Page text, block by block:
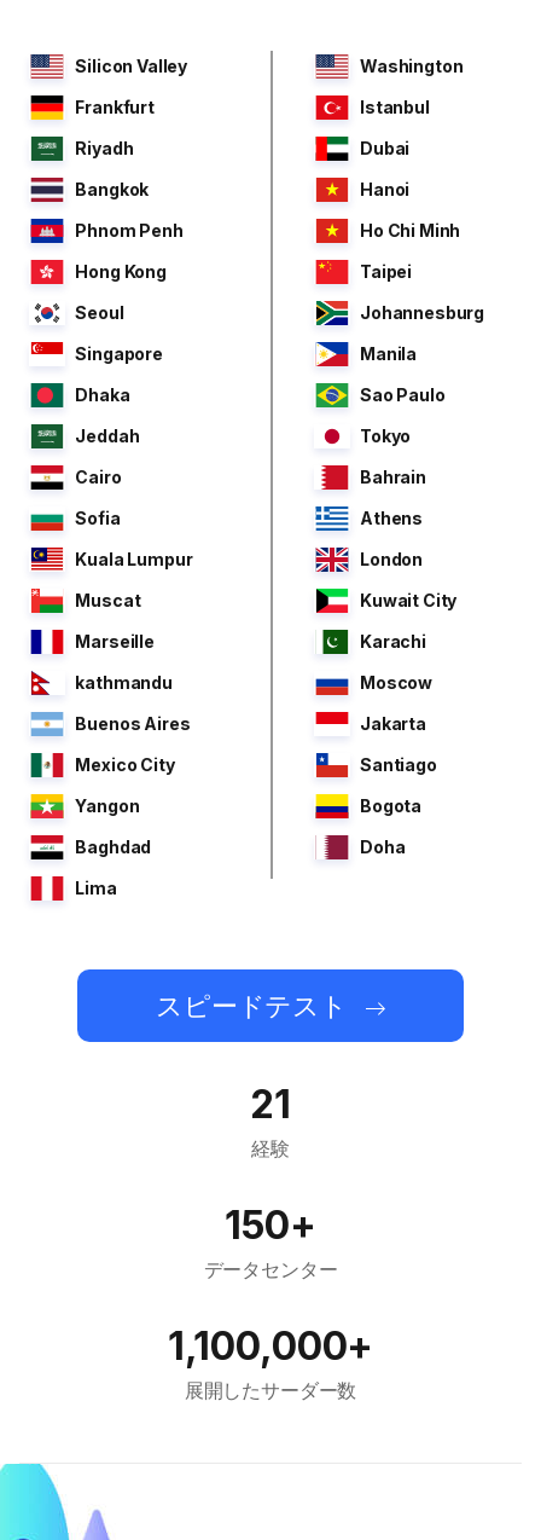
Silicon Valley
Washington
Frankfurt
Istanbul
Riyadh
Dubai
Bangkok
Hanoi
Phnom Penh
Ho Chi Minh
Hong Kong
Taipei
Seoul
Johannesburg
Singapore
Manila
Dhaka
Sao Paulo
Jeddah
Tokyo
Cairo
Bahrain
Sofia
Athens
Kuala Lumpur
London
Muscat
Kuwait City
Marseille
Karachi
kathmandu
Moscow
Buenos Aires
Jakarta
Mexico City
Santiago
Yangon
Bogota
Baghdad
Doha
Lima
スピードテスト
21
経験
150+
データセンター
1,100,000+
展開したサーダー数